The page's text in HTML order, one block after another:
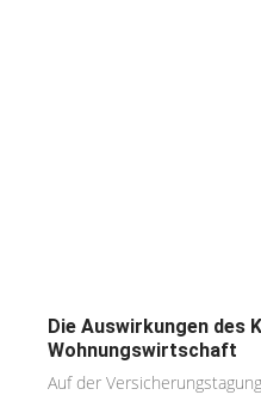
Die Auswirkungen des
Wohnungswirtschaft
Auf der